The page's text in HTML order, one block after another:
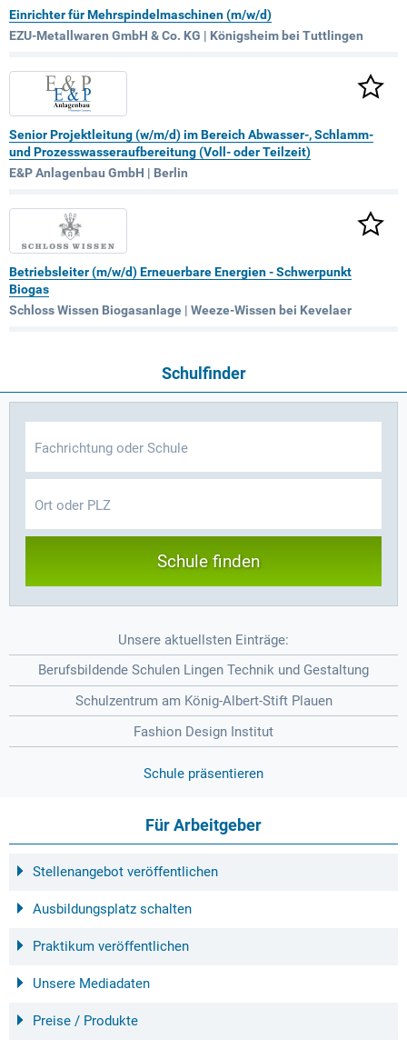
Einrichter für Mehrspindelmaschinen (m/w/d)
EZU-Metallwaren GmbH & Co. KG | Königsheim bei Tuttlingen
Senior Projektleitung (w/m/d) im Bereich Abwasser-, Schlamm-
und Prozesswasseraufbereitung (Voll- oder Teilzeit)
E&P Anlagenbau GmbH | Berlin
Betriebsleiter (m/w/d) Erneuerbare Energien - Schwerpunkt
Biogas
Schloss Wissen Biogasanlage | Weeze-Wissen bei Kevelaer
Schulfinder
Schule finden
Unsere aktuellsten Einträge:
Berufsbildende Schulen Lingen Technik und Gestaltung
Schulzentrum am König-Albert-Stift Plauen
Fashion Design Institut
Schule präsentieren
Für Arbeitgeber
Stellenangebot veröffentlichen
Ausbildungsplatz schalten
Praktikum veröffentlichen
Unsere Mediadaten
Preise / Produkte